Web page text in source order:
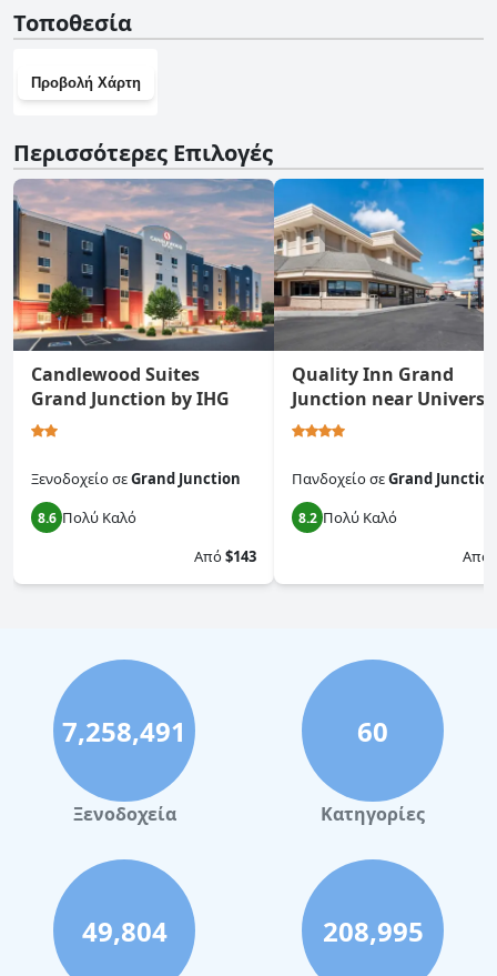
Τοποθεσία
Προβολή Χάρτη
Περισσότερες Επιλογές
Candlewood Suites
Grand Junction by IHG
ΞενοδοχείοσεGrand Junction
8.6 Πολύ Καλό
Από$143
Quality Inn Grand
Junction near
ΠανδοχείοσεGrand Junction
8.2 Πολύ Καλό
Από
7,258,491
Ξενοδοχεία
60
Κατηγορίες
49,804 208,995